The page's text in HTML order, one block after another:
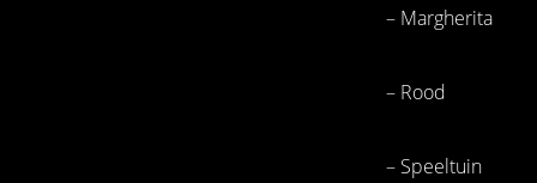
– Margherita
– Rood
– Speeltuin